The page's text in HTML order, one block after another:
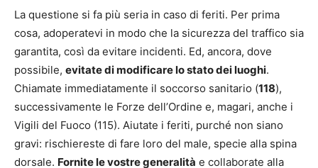
La questione si fa più seria in caso di feriti. Per prima
cosa, adoperatevi in modo che la sicurezza del traffico sia
garantita, così da evitare incidenti. Ed, ancora, dove
possibile, evitate di modificare lo stato dei luoghi.
Chiamate immediatamente il soccorso sanitario (118),
successivamente le Forze dell’Ordine e, magari, anche i
Vigili del Fuoco (115). Aiutate i feriti, purché non siano
gravi: rischiereste di fare loro del male, specie alla spina
dorsale. Fornite le vostre generalità e collaborate alla